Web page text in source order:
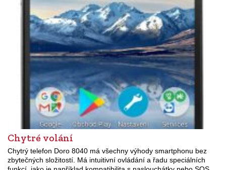
Chytré volání
Chytrý telefon Doro 8040 má všechny výhody smartphonu bez
zbytečných složitostí. Má intuitivní ovládání a řadu speciálních